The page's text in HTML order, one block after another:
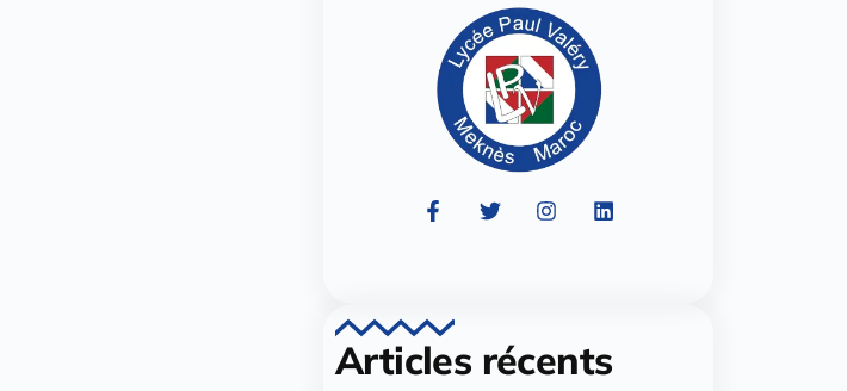
Articles récents